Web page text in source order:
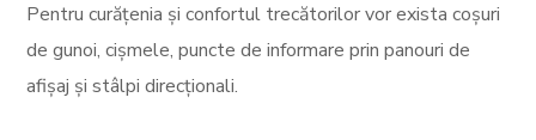
Pentru curățenia și confortul trecătorilor vor exista coșuri
de gunoi, cișmele, puncte de informare prin panouri de
afișaj și stâlpi direcționali.